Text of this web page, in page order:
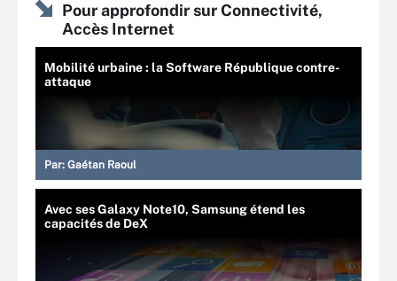
Pour approfondir sur Connectivité,
Accès Internet
Mobilité urbaine : la Software République contre-
attaque
Par: Gaétan Raoul
Avec ses Galaxy Note10, Samsung étend les
capacités de DeX